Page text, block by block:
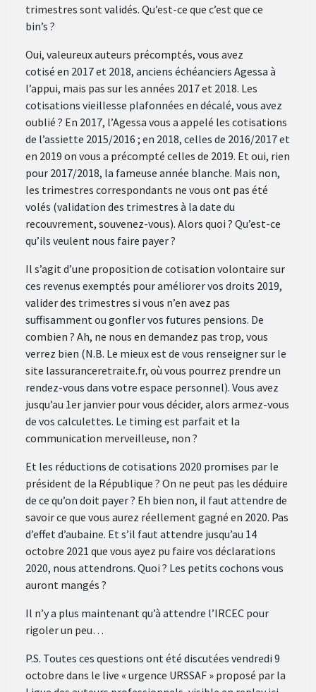
trimestres sont validés. Qu’est-ce que c’est que ce
bin’s ?
Oui, valeureux auteurs précomptés, vous avez
cotisé en 2017 et 2018, anciens échéanciers Agessa à
l’appui, mais pas sur les années 2017 et 2018. Les
cotisations vieillesse plafonnées en décalé, vous avez
oublié ? En 2017, l’Agessa vous a appelé les cotisations
de l’assiette 2015/2016 ; en 2018, celles de 2016/2017 et
en 2019 on vous a précompté celles de 2019. Et oui, rien
pour 2017/2018, la fameuse année blanche. Mais non,
les trimestres correspondants ne vous ont pas été
volés (validation des trimestres à la date du
recouvrement, souvenez-vous). Alors quoi ? Qu’est-ce
qu’ils veulent nous faire payer ?
Il s’agit d’une proposition de cotisation volontaire sur
ces revenus exemptés pour améliorer vos droits 2019,
valider des trimestres si vous n’en avez pas
suffisamment ou gonfler vos futures pensions. De
combien ? Ah, ne nous en demandez pas trop, vous
verrez bien (N.B. Le mieux est de vous renseigner sur le
site lassuranceretraite.fr, où vous pourrez prendre un
rendez-vous dans votre espace personnel). Vous avez
jusqu’au 1er janvier pour vous décider, alors armez-vous
de vos calculettes. Le timing est parfait et la
communication merveilleuse, non ?
Et les réductions de cotisations 2020 promises par le
président de la République ? On ne peut pas les déduire
de ce qu’on doit payer ? Eh bien non, il faut attendre de
savoir ce que vous aurez réellement gagné en 2020. Pas
d’effet d’aubaine. Et s’il faut attendre jusqu’au 14
octobre 2021 que vous ayez pu faire vos déclarations
2020, nous attendrons. Quoi ? Les petits cochons vous
auront mangés ?
Il n’y a plus maintenant qu’à attendre l’IRCEC pour
rigoler un peu…
P.S. Toutes ces questions ont été discutées vendredi 9
octobre dans le live « urgence URSSAF » proposé par la